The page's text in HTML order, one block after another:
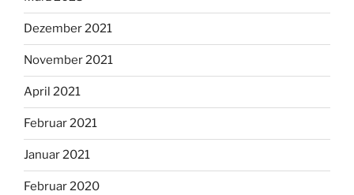
Dezember 2021
November 2021
April 2021
Februar 2021
Januar 2021
Februar 2020